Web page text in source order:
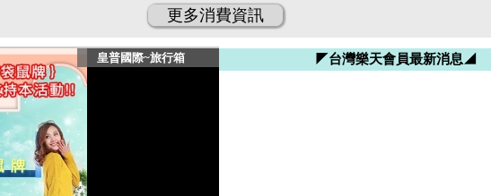
更多消費資訊
◤台灣樂天會員最新消息◢